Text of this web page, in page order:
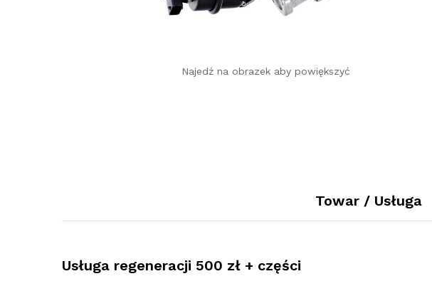
Najedź na obrazek aby powiększyć
Towar / Usługa
Usługa regeneracji 500 zł + części